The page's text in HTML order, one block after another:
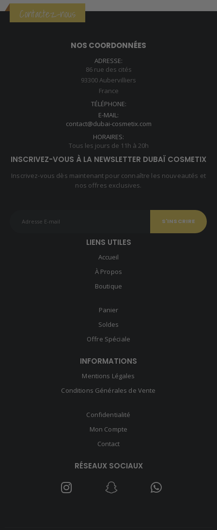
Contactez-nous
NOS COORDONNÉES
ADRESSE:
86 rue des cités
93300 Aubervilliers
France
TÉLÉPHONE:
E-MAIL:
contact@dubai-cosmetix.com
HORAIRES:
Tous les jours de 11h à 20h
INSCRIVEZ-VOUS À LA NEWSLETTER DUBAÏ COSMETIX
Inscrivez-vous dès maintenant pour connaître les nouveautés et
nos offres exclusives.
LIENS UTILES
Accueil
À Propos
Boutique
Panier
Soldes
Offre Spéciale
INFORMATIONS
Mentions Légales
Conditions Générales de Vente
Confidentialité
Mon Compte
Contact
RÉSEAUX SOCIAUX